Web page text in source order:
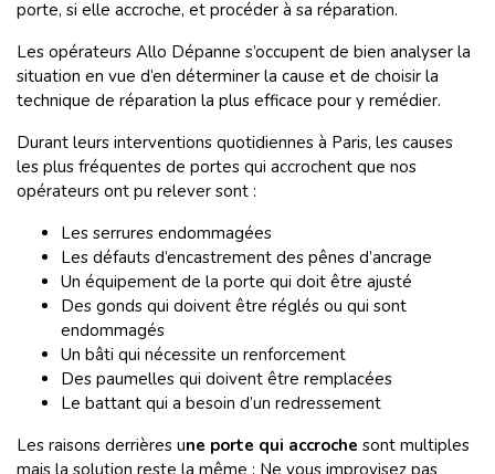
porte, si elle accroche, et procéder à sa réparation.
Les opérateurs Allo Dépanne s’occupent de bien analyser la
situation en vue d’en déterminer la cause et de choisir la
technique de réparation la plus efficace pour y remédier.
Durant leurs interventions quotidiennes à Paris, les causes
les plus fréquentes de portes qui accrochent que nos
opérateurs ont pu relever sont :
Les serrures endommagées
Les défauts d’encastrement des pênes d’ancrage
Un équipement de la porte qui doit être ajusté
Des gonds qui doivent être réglés ou qui sont
endommagés
Un bâti qui nécessite un renforcement
Des paumelles qui doivent être remplacées
Le battant qui a besoin d’un redressement
Les raisons derrières une porte qui accroche sont multiples
mais la solution reste la même : Ne vous improvisez pas